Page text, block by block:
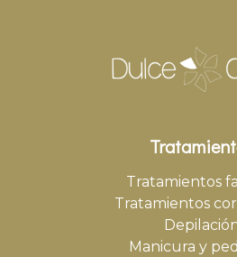
Tratamientos
Tratamientos
Manicura y